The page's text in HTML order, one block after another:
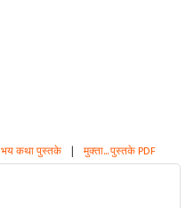
भय कथा पुस्तके | मुक्ता... पुस्तके PDF